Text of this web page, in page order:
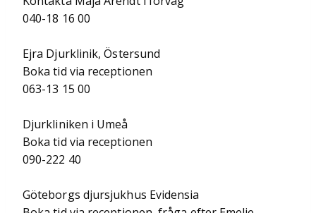
040-18 16 00
Ejra Djurklinik, Östersund
Boka tid via receptionen
063-13 15 00
Djurkliniken i Umeå
Boka tid via receptionen
090-222 40
Göteborgs djursjukhus Evidensia